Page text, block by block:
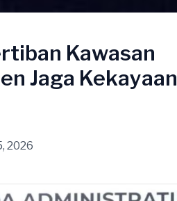
Kawasan
Jaga Kekayaan
2026